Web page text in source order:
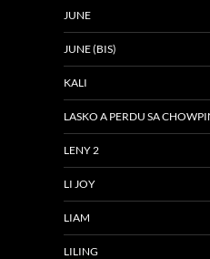
JUNE
JUNE (BIS)
KALI
LASKO A PERDU SA
LENY 2
LI JOY
LIAM
LILING